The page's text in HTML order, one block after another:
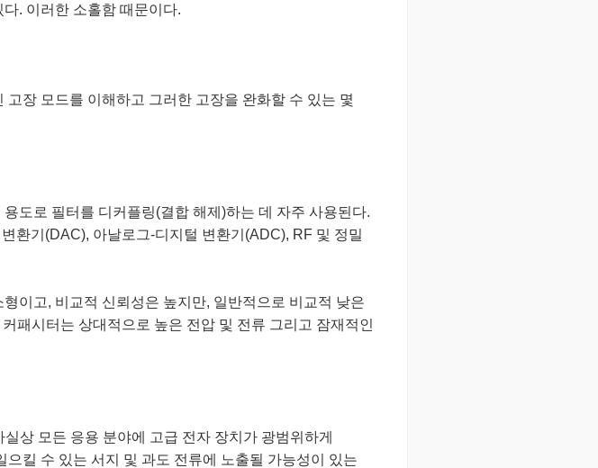
. 이러한 소홀함 때문이다.
장 모드를 이해하고 그러한 고장을 완화할 수 있는 몇
도로 필터를 디커플링(결합 해제)하는 데 자주 사용된다.
환기(DAC), 아날로그-디지털 변환기(ADC), RF 및 정밀
이고, 비교적 신뢰성은 높지만, 일반적으로 비교적 낮은
패시터는 상대적으로 높은 전압 및 전류 그리고 잠재적인
상 모든 응용 분야에 고급 전자 장치가 광범위하게
킬 수 있는 서지 및 과도 전류에 노출될 가능성이 있는